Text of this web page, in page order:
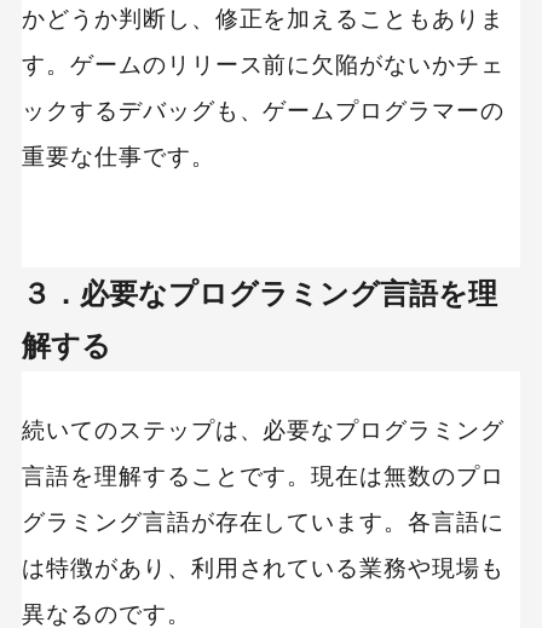
かどうか判断し、修正を加えることもありま
す。ゲームのリリース前に欠陥がないかチェ
ックするデバッグも、ゲームプログラマーの
重要な仕事です。
３．必要なプログラミング言語を理
解する
続いてのステップは、必要なプログラミング
言語を理解することです。現在は無数のプロ
グラミング言語が存在しています。各言語に
は特徴があり、利用されている業務や現場も
異なるのです。